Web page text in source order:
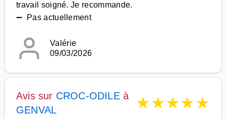
travail soigné. Je recommande.
➖ Pas actuellement
Valérie
09/03/2026
Avis sur CROC-ODILEà
GENVAL
★★★★★